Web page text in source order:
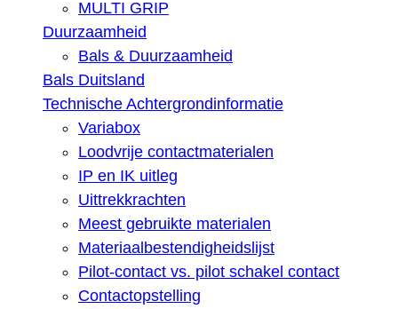
MULTI GRIP
Duurzaamheid
Bals & Duurzaamheid
Bals Duitsland
Technische Achtergrondinformatie
Variabox
Loodvrije contactmaterialen
IP en IK uitleg
Uittrekkrachten
Meest gebruikte materialen
Materiaalbestendigheidslijst
Pilot-contact vs. pilot schakel contact
Contactopstelling